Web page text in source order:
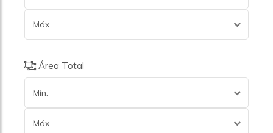
Máx.
Área Total
Mín.
Máx.